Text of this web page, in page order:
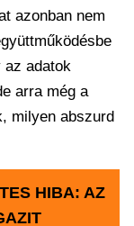
azonban nem
az adatok
arra még a
milyen abszurd
HIBA: AZ